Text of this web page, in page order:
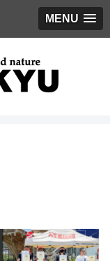
MENU